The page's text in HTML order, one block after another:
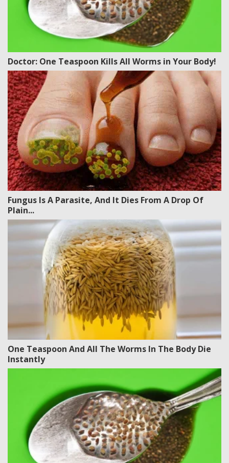
Doctor: One Teaspoon Kills All Worms in Your Body!
Fungus Is A Parasite, And It Dies From A Drop Of
Plain...
One Teaspoon And All The Worms In The Body Die
Instantly